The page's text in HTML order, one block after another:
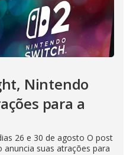
Nintendo
para a
26 e 30 de agosto O post
suas atrações para